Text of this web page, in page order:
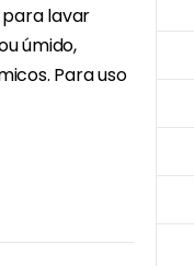
lavar
úmido,
Para uso